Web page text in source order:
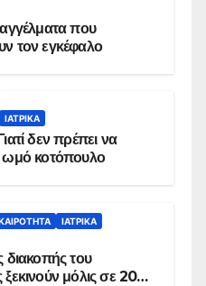
που
τον εγκέφαλο
ΙΑΤΡΙΚΆ
δεν πρέπει να
ωμό κοτόπουλο
ΙΑΤΡΙΚΆ
διακοπής του
μόλις σε 20